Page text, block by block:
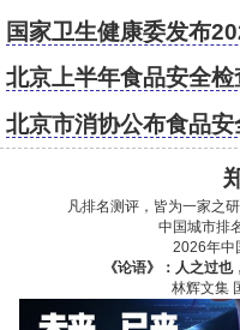
罚性赔偿规则
国家卫生健康委发布
项计划
北京上半年食品安全
茶、霸王茶姬等被点名
北京市消协公布食品
茶、霸王茶姬等被点名
凡排名测评，皆为一家之
中国城市排
2026年中
《论语》：人之过
林辉文集